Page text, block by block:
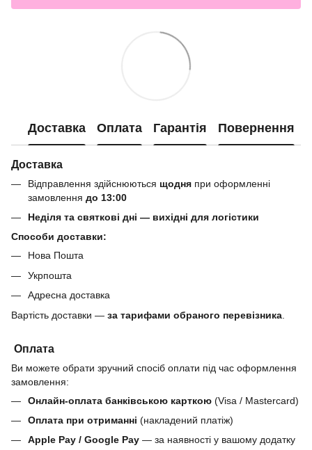
Доставка Оплата Гарантія Повернення
Доставка
Відправлення здійснюються щодня при оформленні
замовлення до 13:00
Неділя та святкові дні — вихідні для логістики
Способи доставки:
Нова Пошта
Укрпошта
Адресна доставка
Вартість доставки — за тарифами обраного перевізника
Оплата
Ви можете обрати зручний спосіб оплати під час оформлення
замовлення:
Онлайн-оплата банківською карткою (Visa / Mastercard)
Оплата при отриманні (накладений платіж)
Apple Pay / Google Pay — за наявності у вашому додатку